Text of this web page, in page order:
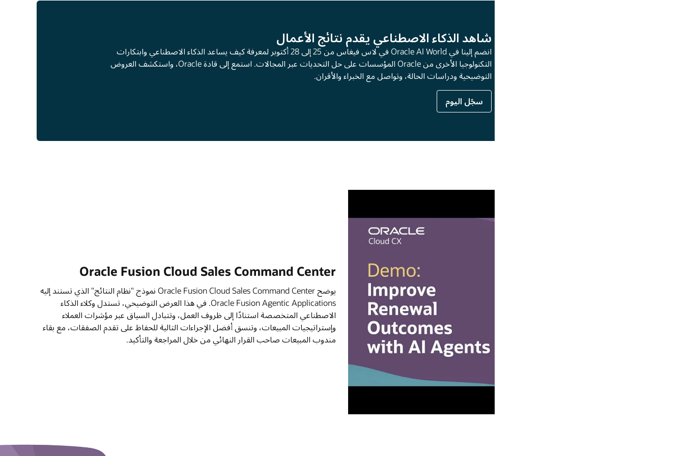
شاهد الذكاء الاصطناعي يقدم نتائج الأعمال
انضم إلينا في Oracle AI World في لاس فيغاس من 25 إلى 28 أكتوبر لمعرفة كيف يساعد الذكاء الاصطناعي وابتكارات
التكنولوجيا الأخرى من Oracle المؤسسات على حل التحديات عبر المجالات. استمع إلى قادة Oracle، واستكشف العروض
Oracle Fusion Cloud Sales Command Center
‌يوضح Oracle Fusion Cloud Sales Command Center نموذج "نظام النتائج" الذي تستند إليه
Oracle Fusion Agentic Applications. في هذا العرض التوضيحي، تستدل وكلاء الذكاء
الاصطناعي المتخصصة استنادًا إلى ظروف العمل، وتتبادل السياق عبر مؤشرات العملاء
وإستراتيجيات المبيعات، وتنسق أفضل الإجراءات التالية للحفاظ على تقدم الصفقات، مع بقاء
مندوب المبيعات صاحب القرار النهائي من خلال المراجعة والتأكيد.